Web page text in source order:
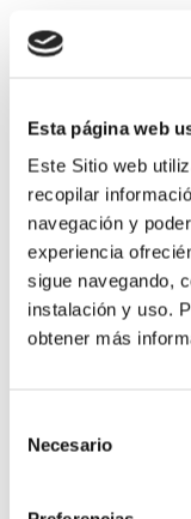
Esta página web
Este Sitio web
recopilar
navegación y
experiencia
sigue navegando,
instalación y uso.
obtener más
Necesario
Hoy en día
industria
fabricación.
como un
plazos de
Incorporamos
mantener las
tiempo.
para la